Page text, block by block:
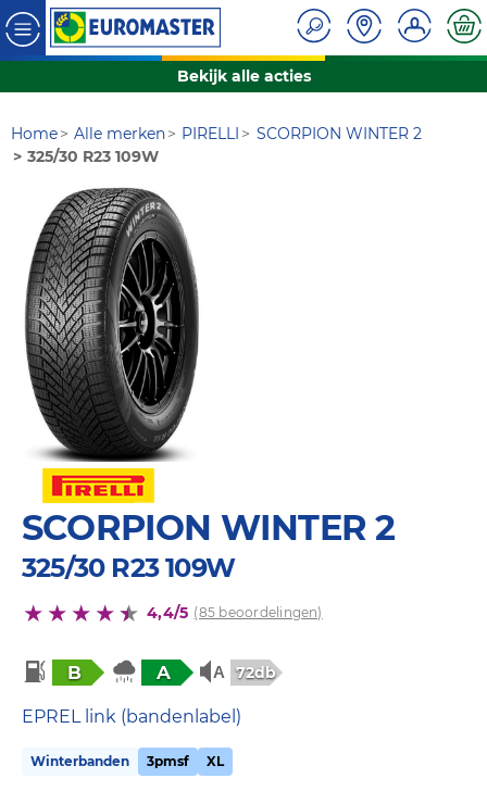
Bekijk alle acties
Home Alle merken PIRELLI
SCORPION WINTER 2
325/30 R23 109W
SCORPION WINTER 2
325/30 R23 109W
4,4/5 (85 beoordelingen)
B A 72db
EPREL link (bandenlabel)
Winterbanden 3pmsf XL